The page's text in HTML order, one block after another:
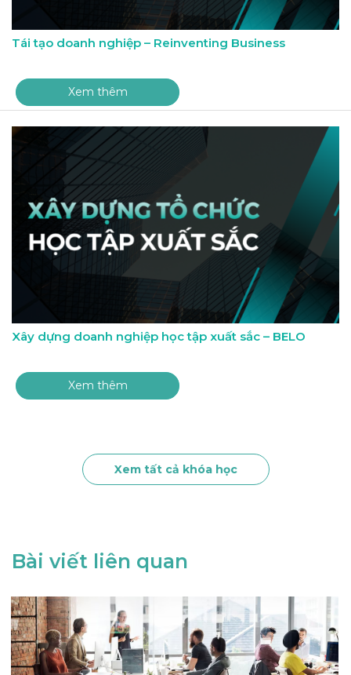
Tái tạo doanh nghiệp – Reinventing Business
Xem thêm
Xây dựng doanh nghiệp học tập xuất sắc – BELO
Xem thêm
Xem tất cả khóa học
Bài viết liên quan